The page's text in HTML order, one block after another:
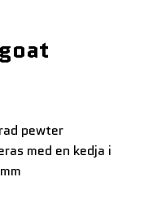
pewter
med en kedja i